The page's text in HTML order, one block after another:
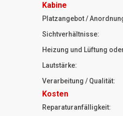
Kabine
Platzangebot /
Sichtverhältnisse:
Heizung und Lüftung
Lautstärke:
Verarbeitung / Qualität:
Kosten
Reparaturanfälligkeit: